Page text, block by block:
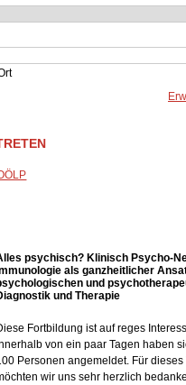
psychisch? Klinisch Psycho-
als ganzheitlicher
und
und Therapie
Fortbildung ist auf reges
von ein paar Tagen haben
Personen angemeldet. Für dieses
wir uns sehr herzlich